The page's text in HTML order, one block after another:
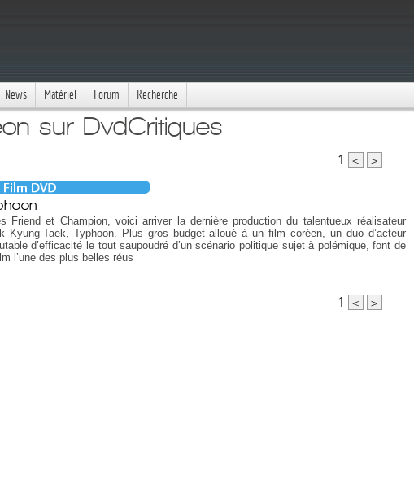
News Matériel Forum Recherche
sur DvdCritiques
1 < >
Friend et Champion, voici arriver la dernière production du talentueux réalisateur
Kyung-Taek, Typhoon. Plus gros budget alloué à un film coréen, un duo d’acteur
d’efficacité le tout saupoudré d’un scénario politique sujet à polémique, font de
l’une des plus belles réus
1 < >